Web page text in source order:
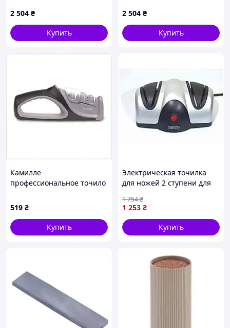
2 504 ₴
Купить
2 504 ₴
Купить
Камилле
профессиональное точило
8P794882EH
519 ₴
Купить
Электрическая точилка
для ножей 2 ступени для
1 253 ₴
1 754₴
Купить